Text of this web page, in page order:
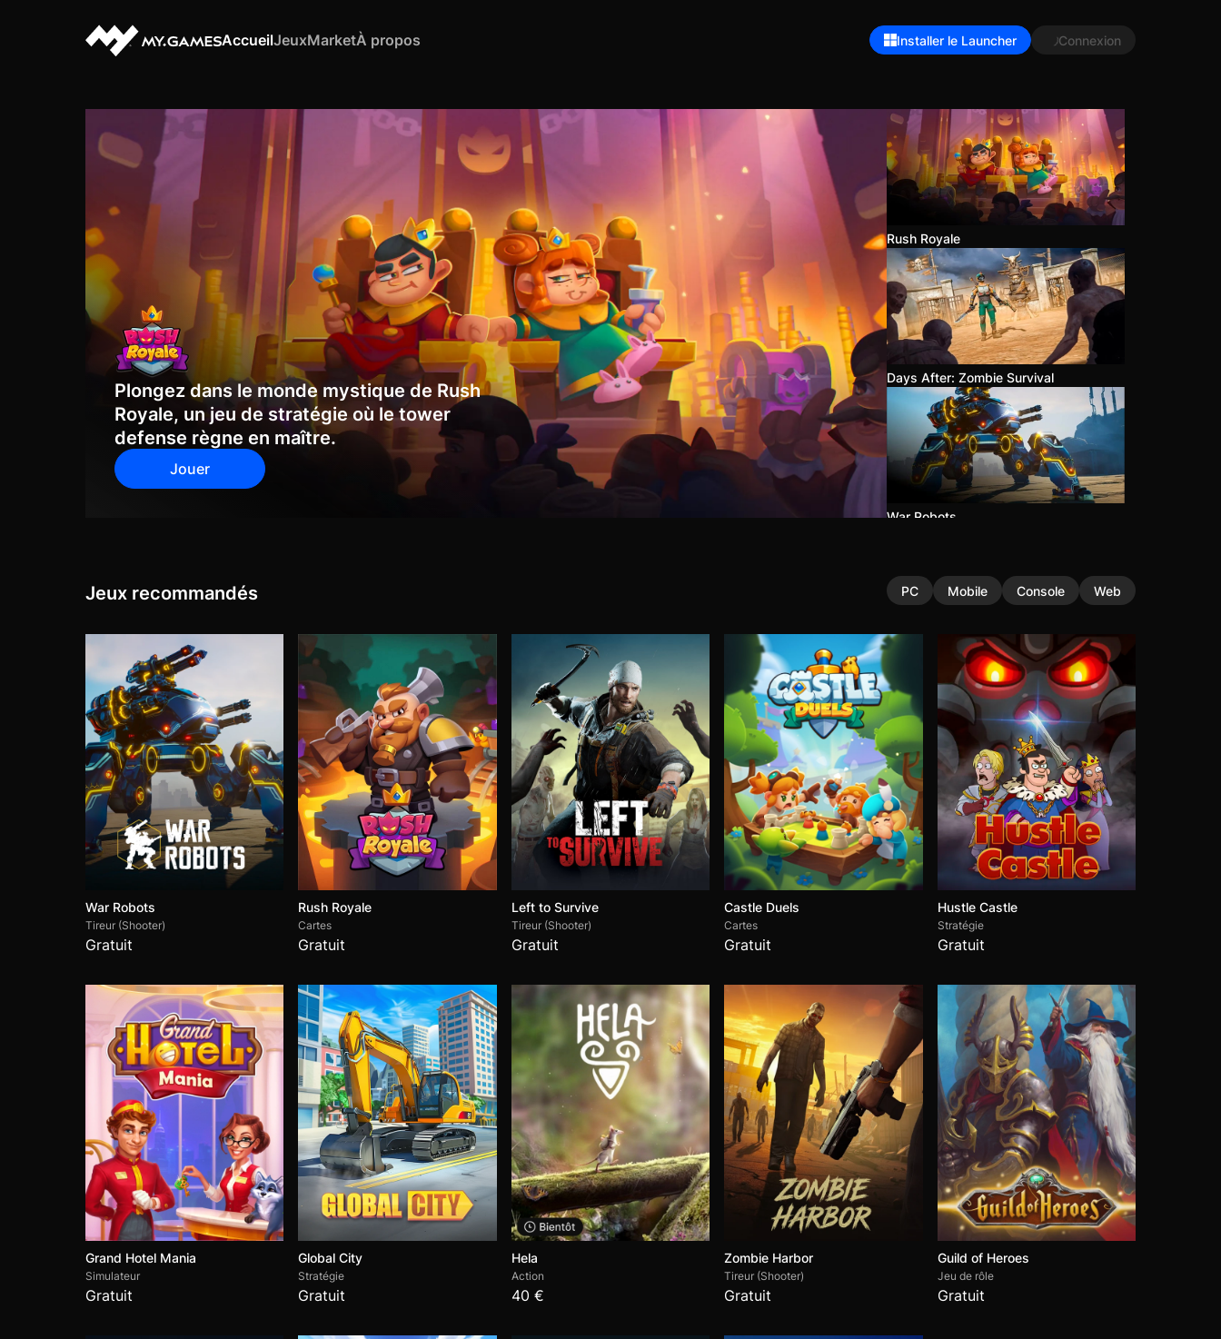
AccueilJeuxMarketÀ propos Installer le Launcher Connexion
Plongez dans le monde mystique de Rush
Royale, un jeu de stratégie où le tower
defense règne en maître.
Jouer
Rush Royale
Days After: Zombie Survival
War Robots
Left to Survive
Hustle Castle
Tacticool
Nikoderiko: The Magical World -
Director's Cut
Jeux recommandés PC Mobile Console Web
War Robots
Tireur (Shooter)
Gratuit
Rush Royale
Cartes
Gratuit
Left to Survive
Tireur (Shooter)
Gratuit
Castle Duels
Cartes
Gratuit
Hustle Castle
Stratégie
Gratuit
Grand Hotel Mania
Simulateur
Gratuit
Global City
Stratégie
Gratuit
Hela
Action
40 €
Zombie Harbor
Tireur (Shooter)
Gratuit
Guild of Heroes
Jeu de rôle
Gratuit